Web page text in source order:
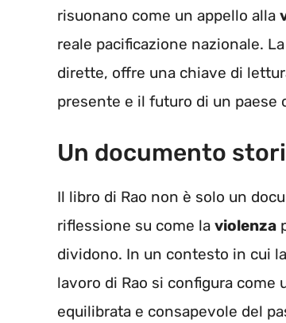
risuonano come un appello alla
reale pacificazione nazionale.
dirette, offre una chiave di
presente e il futuro di un
Un documento
Il libro di Rao non è solo un
riflessione su come la violenza
dividono. In un contesto in cui
lavoro di Rao si configura
equilibrata e consapevole del